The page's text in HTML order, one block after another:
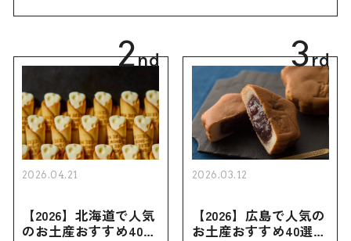
2nd
2026.04.21
【2026】北海道で人気
のお土産おすすめ40選
3rd
2026.03.12
【2026】広島で人気の
お土産おすすめ40選｜